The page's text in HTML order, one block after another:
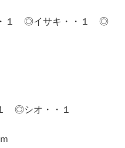
１ ◎イサキ・・１ ◎
◎シオ・・１